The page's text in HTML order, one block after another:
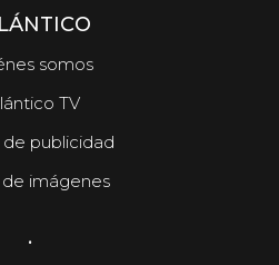
somos
TV
de publicidad
imágenes
.